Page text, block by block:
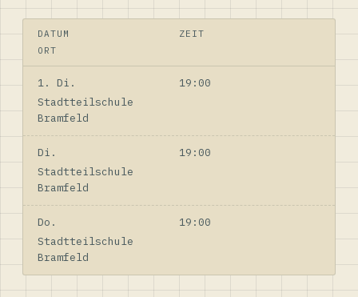
DATUM
ZEIT
ORT
1. Di.
19:00
Stadtteilschule
Bramfeld
Di.
19:00
Stadtteilschule
Bramfeld
Do.
19:00
Stadtteilschule
Bramfeld